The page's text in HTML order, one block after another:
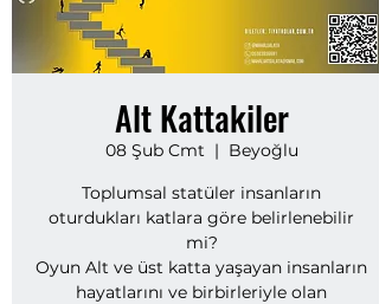
Alt Kattakiler
08 Şub Cmt
  |
Beyoğlu
Toplumsal statüler insanların
oturdukları katlara göre belirlenebilir
mi?
Oyun Alt ve üst katta yaşayan insanların
hayatlarını ve birbirleriyle olan